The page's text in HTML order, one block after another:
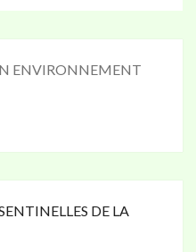
ENVIRONNEMENT
DE LA